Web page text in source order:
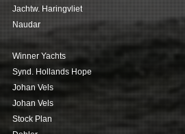
Jachtw. Haringvliet
Naudar
Winner Yachts
Synd. Hollands Hope
Johan Vels
Johan Vels
Stock Plan